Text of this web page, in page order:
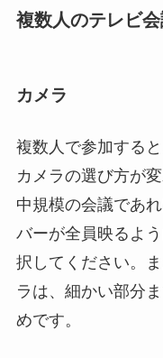
複数人のテレビ
カメラ
複数人で参加する
カメラの選び方が
中規模の会議であ
バーが全員映るよ
択してください。
ラは、細かい部分
めです。